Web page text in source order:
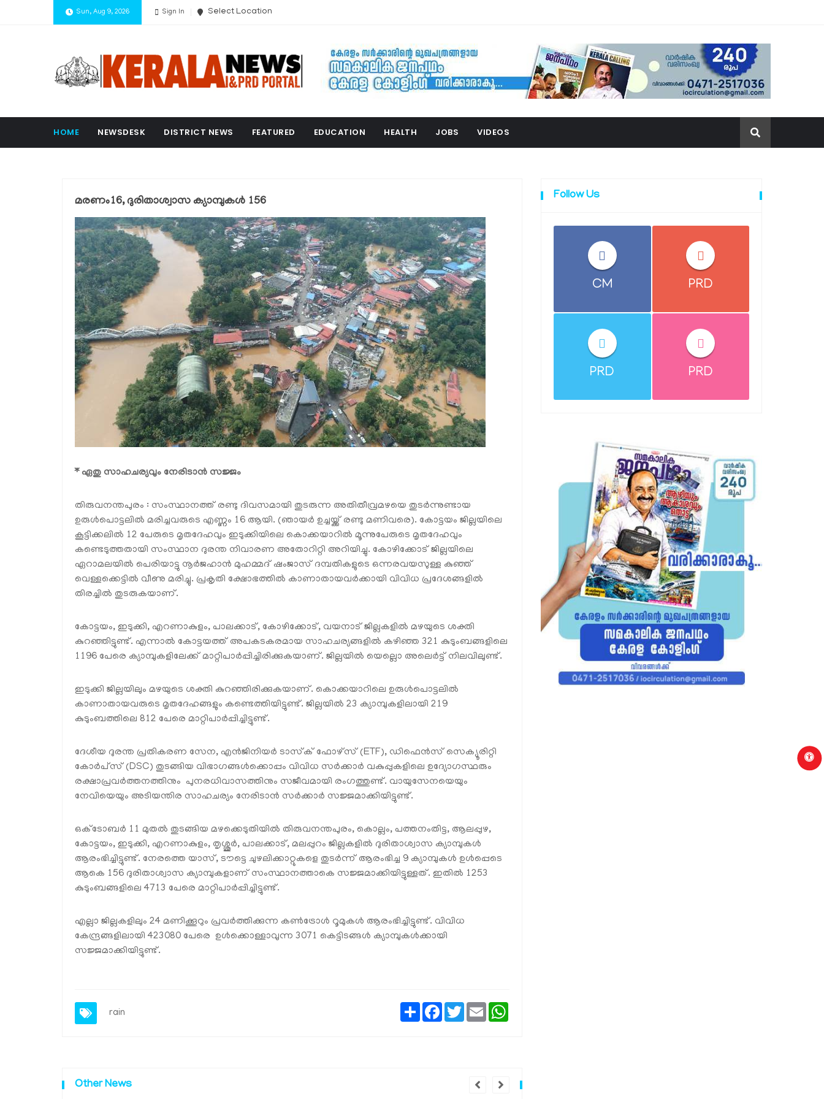
Sun, Aug 9, 2026 Sign In Select Location
HOME NEWSDESK DISTRICT NEWS FEATURED EDUCATION HEALTH JOBS VIDEOS
മരണം16, ദുരിതാശ്വാസ ക്യാമ്പുകള്‍ 156
* ഏതു സാഹചര്യവും നേരിടാന്‍ സജ്ജം
തിരുവനന്തപുരം : സംസ്ഥാനത്ത് രണ്ടു ദിവസമായി തുടരുന്ന അതിതീവ്രമഴയെ തുടര്‍ന്നുണ്ടായ
ഉരുള്‍പൊട്ടലില്‍ മരിച്ചവരുടെ എണ്ണം 16 ആയി. (ഞായര്‍ ഉച്ചയ്ക്ക് രണ്ടു മണിവരെ). കോട്ടയം ജില്ലയിലെ
കൂട്ടിക്കലില്‍ 12 പേരുടെ മൃതദേഹവും ഇടുക്കിയിലെ കൊക്കയാറില്‍ മൂന്നുപേരുടെ മൃതദേഹവും
കണ്ടെടുത്തതായി സംസ്ഥാന ദുരന്ത നിവാരണ അതോറിറ്റി അറിയിച്ചു. കോഴിക്കോട് ജില്ലയിലെ
ഏറാമലയില്‍ പെരിയാട്ടു നൂര്‍ജഹാന്‍ മുഹമ്മദ് ഷംജാസ് ദമ്പതികളുടെ ഒന്നരവയസുള്ള കുഞ്ഞ്
വെള്ളക്കെട്ടില്‍ വീണു മരിച്ചു. പ്രകൃതി ക്ഷോഭത്തില്‍ കാണാതായവര്‍ക്കായി വിവിധ പ്രദേശങ്ങളില്‍
തിരച്ചില്‍ തുടരുകയാണ്.
കോട്ടയം, ഇടുക്കി, എറണാകുളം, പാലക്കാട്, കോഴിക്കോട്, വയനാട് ജില്ലകളില്‍ മഴയുടെ ശക്തി
കുറഞ്ഞിട്ടുണ്ട്. എന്നാല്‍ കോട്ടയത്ത് അപകടകരമായ സാഹചര്യങ്ങളില്‍ കഴിഞ്ഞ 321 കുടുംബങ്ങളിലെ
1196 പേരെ ക്യാമ്പുകളിലേക്ക് മാറ്റിപാര്‍പ്പിച്ചിരിക്കുകയാണ്. ജില്ലയില്‍ യെല്ലൊ അലെര്‍ട്ട് നിലവിലുണ്ട്.
ഇടുക്കി ജില്ലയിലും മഴയുടെ ശക്തി കുറഞ്ഞിരിക്കുകയാണ്. കൊക്കയാറിലെ ഉരുള്‍പൊട്ടലില്‍
കാണാതായവരുടെ മൃതദേഹങ്ങളും കണ്ടെത്തിയിട്ടുണ്ട്. ജില്ലയില്‍ 23 ക്യാമ്പുകളിലായി 219
കുടുംബത്തിലെ 812 പേരെ മാറ്റിപാര്‍പ്പിച്ചിട്ടുണ്ട്.
ദേശീയ ദുരന്ത പ്രതികരണ സേന, എന്‍ജിനിയര്‍ ടാസ്‌ക് ഫോഴ്‌സ് (ETF), ഡിഫെന്‍സ് സെക്യൂരിറ്റി
കോര്‍പ്‌സ് (DSC) തുടങ്ങിയ വിഭാഗങ്ങള്‍ക്കൊപ്പം വിവിധ സര്‍ക്കാര്‍ വകുപ്പുകളിലെ ഉദ്യോഗസ്ഥരും
രക്ഷാപ്രവര്‍ത്തനത്തിനും പുനരധിവാസത്തിനും സജീവമായി രംഗത്തുണ്ട്. വായുസേനയെയും
നേവിയെയും അടിയന്തിര സാഹചര്യം നേരിടാന്‍ സര്‍ക്കാര്‍ സജ്ജമാക്കിയിട്ടുണ്ട്.
ഒക്ടോബര്‍ 11 മുതല്‍ തുടങ്ങിയ മഴക്കെടുതിയില്‍ തിരുവനന്തപുരം, കൊല്ലം, പത്തനംതിട്ട, ആലപ്പുഴ,
കോട്ടയം, ഇടുക്കി, എറണാകുളം, തൃശ്ശൂര്‍, പാലക്കാട്, മലപ്പുറം ജില്ലകളില്‍ ദുരിതാശ്വാസ ക്യാമ്പുകള്‍
ആരംഭിച്ചിട്ടുണ്ട്. നേരത്തെ യാസ്, ടൗട്ടെ ചുഴലിക്കാറ്റുകളെ തുടര്‍ന്ന് ആരംഭിച്ച 9 ക്യാമ്പുകള്‍ ഉള്‍പ്പെടെ
ആകെ 156 ദുരിതാശ്വാസ ക്യാമ്പുകളാണ് സംസ്ഥാനത്താകെ സജ്ജമാക്കിയിട്ടുള്ളത്. ഇതില്‍ 1253
കുടുംബങ്ങളിലെ 4713 പേരെ മാറ്റിപാര്‍പ്പിച്ചിട്ടുണ്ട്.
എല്ലാ ജില്ലകളിലും 24 മണിക്കൂറും പ്രവര്‍ത്തിക്കുന്ന കണ്‍ട്രോള്‍ റൂമുകള്‍ ആരംഭിച്ചിട്ടുണ്ട്. വിവിധ
കേന്ദ്രങ്ങളിലായി 423080 പേരെ ഉള്‍ക്കൊള്ളാവുന്ന 3071 കെട്ടിടങ്ങള്‍ ക്യാമ്പുകള്‍ക്കായി
സജ്ജമാക്കിയിട്ടുണ്ട്.
rain
ShareFacebook
TwitterEmail
Other News
Follow Us
CM PRD
PRD PRD